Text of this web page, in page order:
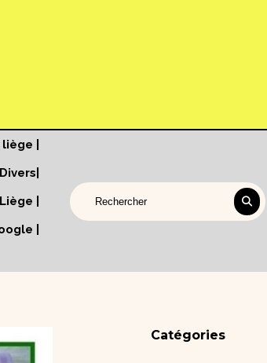
|
|
|
Rechercher sur le site
Catégories